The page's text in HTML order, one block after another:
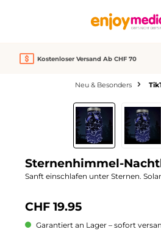
Kostenloser Versand Ab CHF 70
Neu & Besonders
Bildergalerie überspringen
Sternenhimmel-
Sanft einschlafen unter Sternen.
CHF 19.95
Garantiert an Lager – sofort